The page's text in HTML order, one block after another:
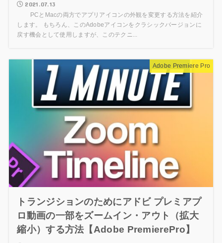
2021.07.13
PCとMacの両方でアプリアイコンの外観を変更する方法を紹介
します。 もちろん、このAdobeアイコンをクラシックバージョンに
戻す機会として使用しますが、このテクニ...
Adobe Premiere Pro
トランジションのためにアドビ プレミアプ
ロ動画の一部をズームイン・アウト（拡大
縮小）する方法【Adobe PremierePro】